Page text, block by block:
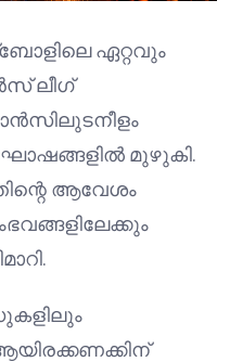
ഏറ്റവും
ലീഗ്
മുഴുകി.
ആവേശം